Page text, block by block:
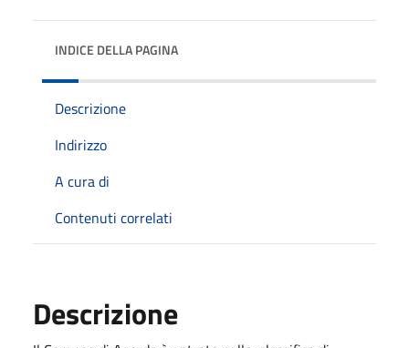
INDICE DELLA PAGINA
Descrizione
Indirizzo
A cura di
Contenuti correlati
Descrizione